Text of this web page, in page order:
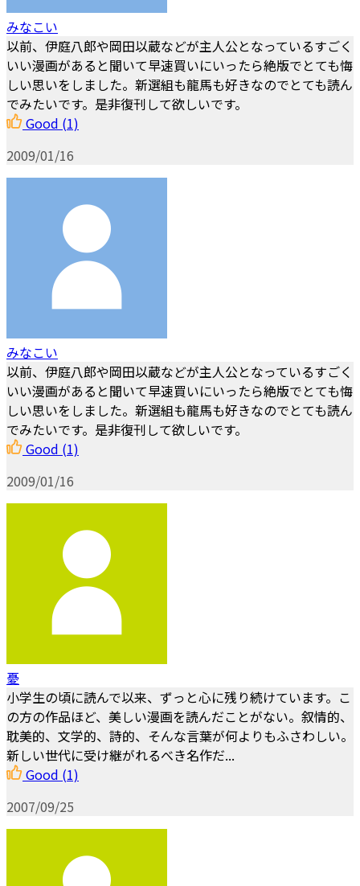
みなこい
以前、伊庭八郎や岡田以蔵などが主人公となっているすごく
いい漫画があると聞いて早速買いにいったら絶版でとても悔
しい思いをしました。新選組も龍馬も好きなのでとても読ん
でみたいです。是非復刊して欲しいです。
Good (1)
2009/01/16
みなこい
以前、伊庭八郎や岡田以蔵などが主人公となっているすごく
いい漫画があると聞いて早速買いにいったら絶版でとても悔
しい思いをしました。新選組も龍馬も好きなのでとても読ん
でみたいです。是非復刊して欲しいです。
Good (1)
2009/01/16
憂
小学生の頃に読んで以来、ずっと心に残り続けています。こ
の方の作品ほど、美しい漫画を読んだことがない。叙情的、
耽美的、文学的、詩的、そんな言葉が何よりもふさわしい。
新しい世代に受け継がれるべき名作だ...
Good (1)
2007/09/25